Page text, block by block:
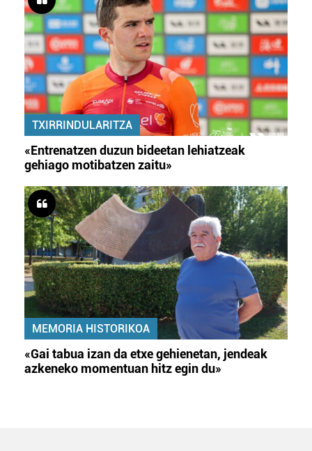
TXIRRINDULARITZA
«Entrenatzen duzun bideetan lehiatzeak
gehiago motibatzen zaitu»
MEMORIA HISTORIKOA
«Gai tabua izan da etxe gehienetan, jendeak
azkeneko momentuan hitz egin du»